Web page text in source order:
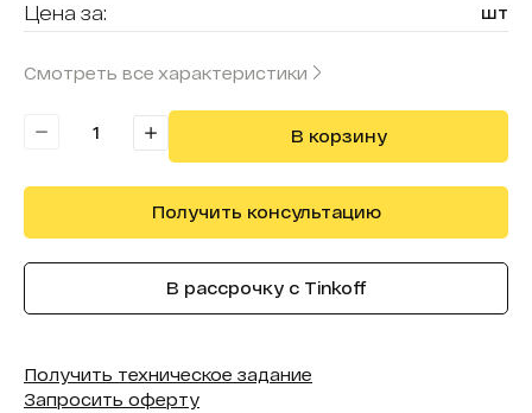
Цена за: шт
Комплектация:диагональю 25″; Черные тканевые
шторки; 19 дюймовый монитор
Смотреть все характеристики
В корзину
Получить консультацию
В рассрочку с Tinkoff
Получить техническое задание
Запросить оферту